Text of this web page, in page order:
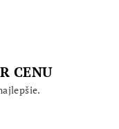
CENU